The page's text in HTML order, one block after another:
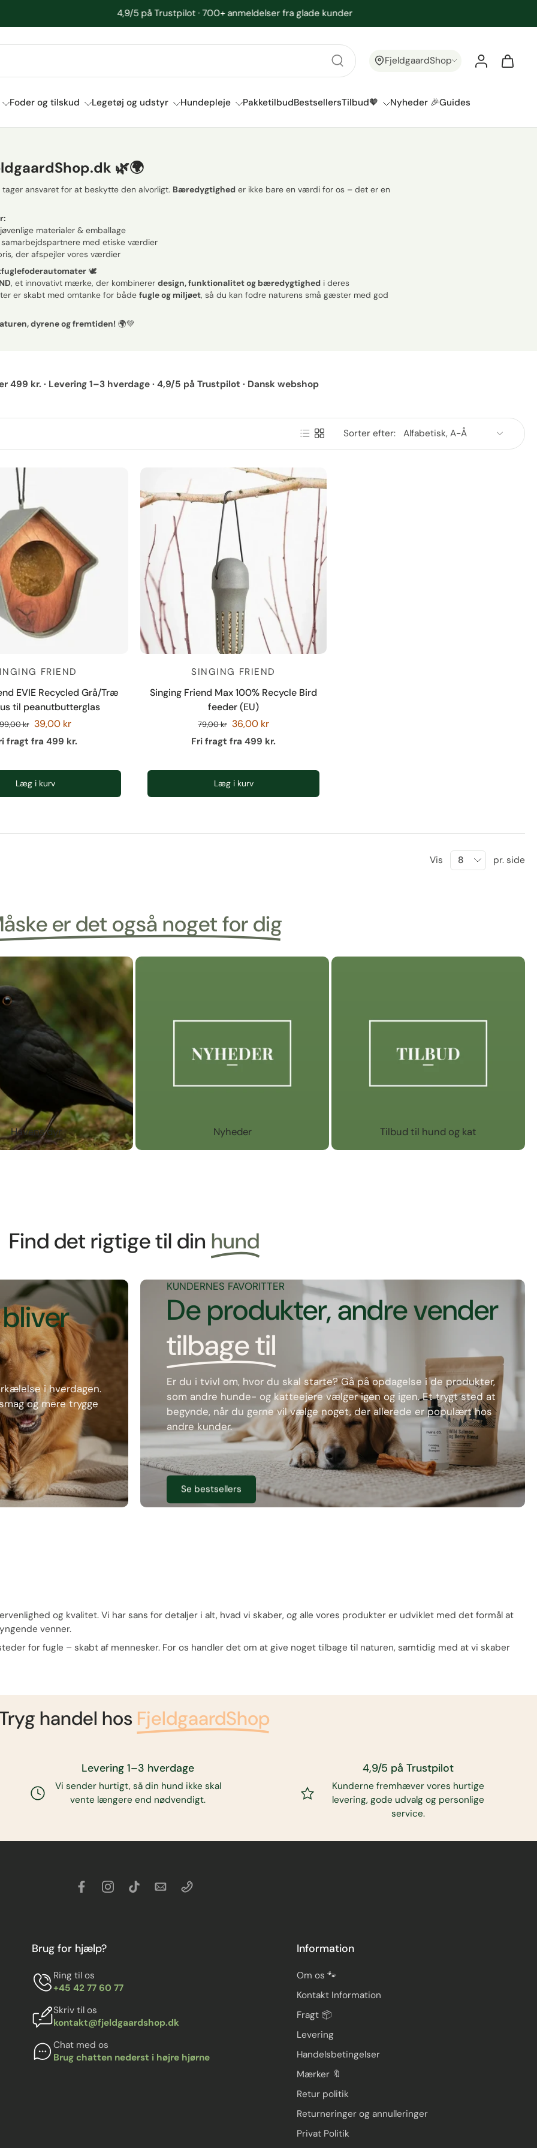
4,9/5 på Trustpilot · 700+ anmeldelser fra glade kunder
FjeldgaardShop
Foder og tilskud Legetøj og udstyr Hundepleje PakketilbudBestsellersTilbud🧡 Nyheder 🎉Guides
🌿🌍
tager ansvaret for at beskytte den alvorligt. Bæredygtighed er ikke bare en værdi for os – det er en
materialer & emballage
med etiske værdier
der afspejler vores værdier
🕊
, et innovativt mærke, der kombinerer design, funktionalitet og bæredygtighed i deres
er skabt med omtanke for både fugle og miljøet, så du kan fodre naturens små gæster med god
dyrene og fremtiden! 🌍💚
499 kr. · Levering 1–3 hverdage · 4,9/5 på Trustpilot · Dansk webshop
Sorter efter:
FRIEND
EVIE Recycled Grå/Træ
til peanutbutterglas
kr 39,00 kr
fragt fra 499 kr.
Læg i kurv
SINGING FRIEND
Singing Friend Max 100% Recycle Bird
feeder (EU)
79,00 kr 36,00 kr
Fri fragt fra 499 kr.
Læg i kurv
Vis pr. side
er det også noget for dig
Havens dyr Nyheder Tilbud til hund og kat
Find det rigtige til din hund
i hverdagen.
og mere trygge
KUNDERNES FAVORITTER
De produkter, andre vender
tilbage til
Er du i tvivl om, hvor du skal starte? Gå på opdagelse i de produkter,
som andre hunde- og katteejere vælger igen og igen. Et trygt sted at
begynde, når du gerne vil vælge noget, der allerede er populært hos
andre kunder.
Se bestsellers
og kvalitet. Vi har sans for detaljer i alt, hvad vi skaber, og alle vores produkter er udviklet med det formål at
venner.
for fugle – skabt af mennesker. For os handler det om at give noget tilbage til naturen, samtidig med at vi skaber
handel hos FjeldgaardShop
Levering 1–3 hverdage
Vi sender hurtigt, så din hund ikke skal
vente længere end nødvendigt.
4,9/5 på Trustpilot
Kunderne fremhæver vores hurtige
levering, gode udvalg og personlige
service.
Brug for hjælp?
Ring til os
+45 42 77 60 77
Skriv til os
kontakt@fjeldgaardshop.dk
Chat med os
Brug chatten nederst i højre hjørne
Information
Om os 🐾
Kontakt Information
Fragt 📦
Levering
Handelsbetingelser
Mærker 🔖
Retur politik
Returneringer og annulleringer
Privat Politik